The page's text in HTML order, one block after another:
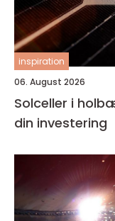
inspiration
06. August 2026
Solceller i
din investering